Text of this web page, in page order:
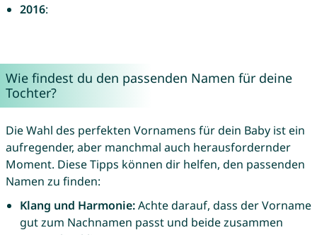
2016:
Wie findest du den passenden Namen für deine
Tochter?
Die Wahl des perfekten Vornamens für dein Baby ist ein
aufregender, aber manchmal auch herausfordernder
Moment. Diese Tipps können dir helfen, den passenden
Namen zu finden:
Klang und Harmonie:Achte darauf, dass der Vorname
gut zum Nachnamen passt und beide zusammen